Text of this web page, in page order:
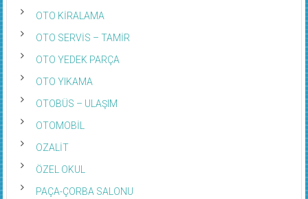
OTO KİRALAMA
OTO SERVİS – TAMİR
OTO YEDEK PARÇA
OTO YIKAMA
OTOBÜS – ULAŞIM
OTOMOBİL
OZALİT
ÖZEL OKUL
PAÇA-ÇORBA SALONU